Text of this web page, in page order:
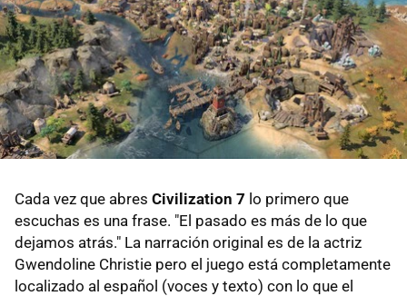
Cada vez que abres Civilization 7 lo primero que
escuchas es una frase. "El pasado es más de lo que
dejamos atrás." La narración original es de la actriz
Gwendoline Christie pero el juego está completamente
localizado al español (voces y texto) con lo que el